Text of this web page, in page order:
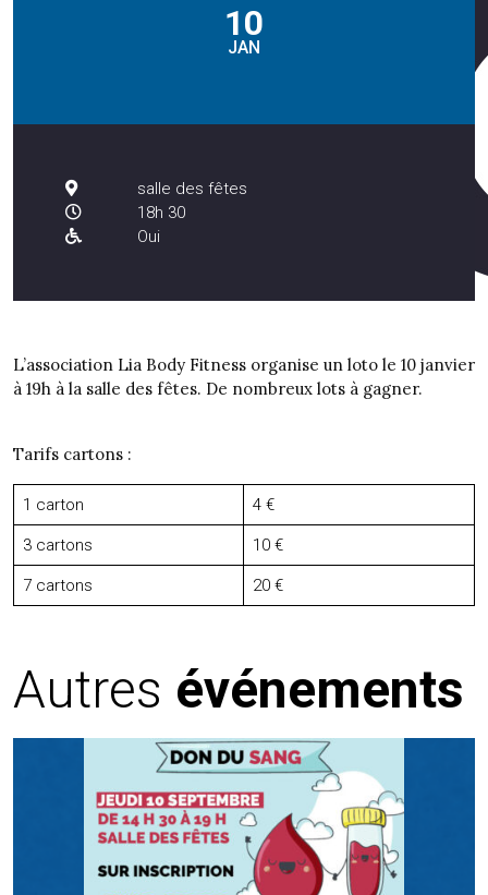
10
JAN
salle des fêtes
18h 30
Oui
L’association Lia Body Fitness organise un loto le 10 janvier
à 19h à la salle des fêtes. De nombreux lots à gagner.
Tarifs cartons :
1 carton 4 €
3 cartons 10 €
7 cartons 20 €
Autres événements